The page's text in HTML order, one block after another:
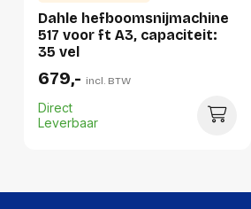
Per stuk
Hoeveelheid:
Breedte:
530
Hoogte:
203
Dahle hefboomsnijmachine
517 voor ft A3, capaciteit:
35 vel
679,- incl. BTW
Direct
Leverbaar